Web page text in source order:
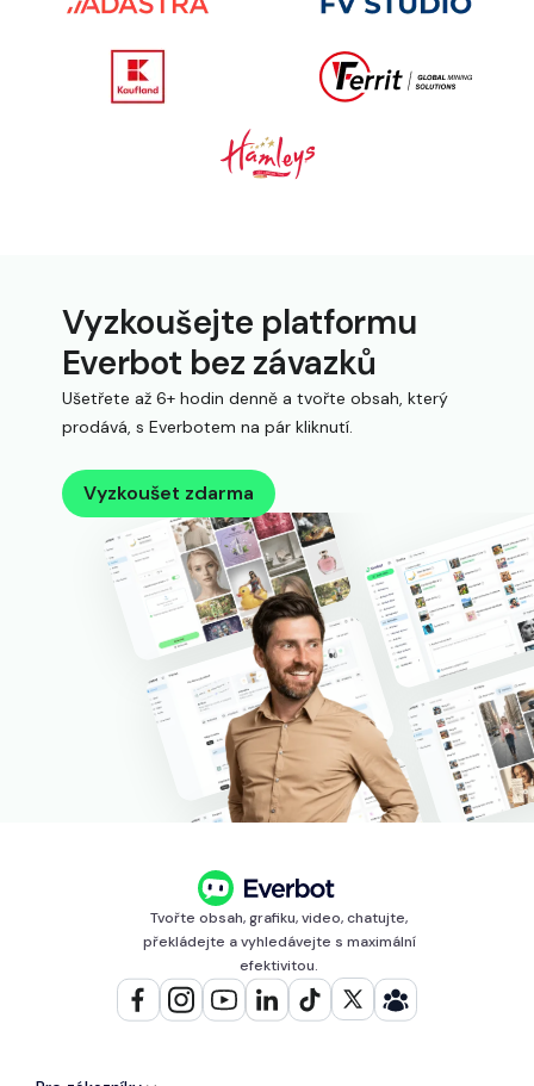
Vyzkoušejte platformu
Everbot bez závazků
Ušetřete až 6+ hodin denně a tvořte obsah, který
prodává, s Everbotem na pár kliknutí.
Vyzkoušet zdarma
Tvořte obsah, grafiku, video, chatujte,
překládejte a vyhledávejte s maximální
efektivitou.